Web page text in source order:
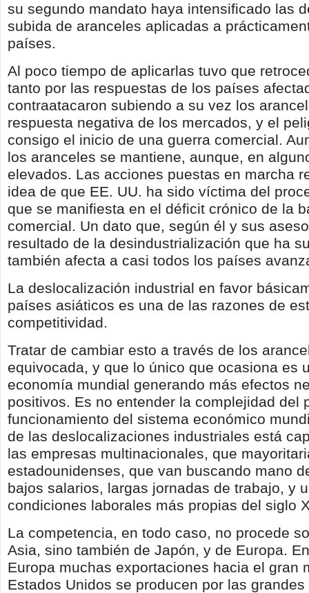
su segundo mandato haya intensificado las
subida de aranceles aplicadas a
países.
Al poco tiempo de aplicarlas tuvo que
tanto por las respuestas de los países
contraatacaron subiendo a su vez los
respuesta negativa de los mercados, y el
consigo el inicio de una guerra comercial.
los aranceles se mantiene, aunque, en
elevados. Las acciones puestas en marcha
idea de que EE. UU. ha sido víctima del
que se manifiesta en el déficit crónico de la
comercial. Un dato que, según él y sus
resultado de la desindustrialización que ha
también afecta a casi todos los países
La deslocalización industrial en favor
países asiáticos es una de las razones de
competitividad.
Tratar de cambiar esto a través de los
equivocada, y que lo único que ocasiona es
economía mundial generando más efectos
positivos. Es no entender la complejidad del
funcionamiento del sistema económico
de las deslocalizaciones industriales está
las empresas multinacionales, que
estadounidenses, que van buscando mano
bajos salarios, largas jornadas de trabajo, y
condiciones laborales más propias del siglo
La competencia, en todo caso, no procede
Asia, sino también de Japón, y de Europa.
Europa muchas exportaciones hacia el gran
Estados Unidos se producen por las